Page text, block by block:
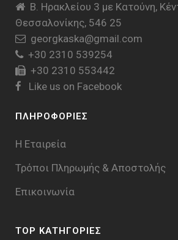
Β. Ηρακλείου 3 με Κατούνη,
Θεσσαλονίκης, 546 25
georgkaska@gmail.com
+30 2310 539254
+30 2310 553442
Like us on Facebook
ΠΛΗΡΟΦΟΡΙΕΣ
Η Εταιρεία
Τρόποι Πληρωμής & Aποστολής
Επικοινωνία
TOP ΚΑΤΗΓΟΡΙΕΣ